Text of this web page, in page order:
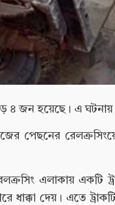
বেড়ে ৪ জন হয়েছে। এ
পেছনের
এলাকায় একটি
ধাক্কা দেয়। এতে